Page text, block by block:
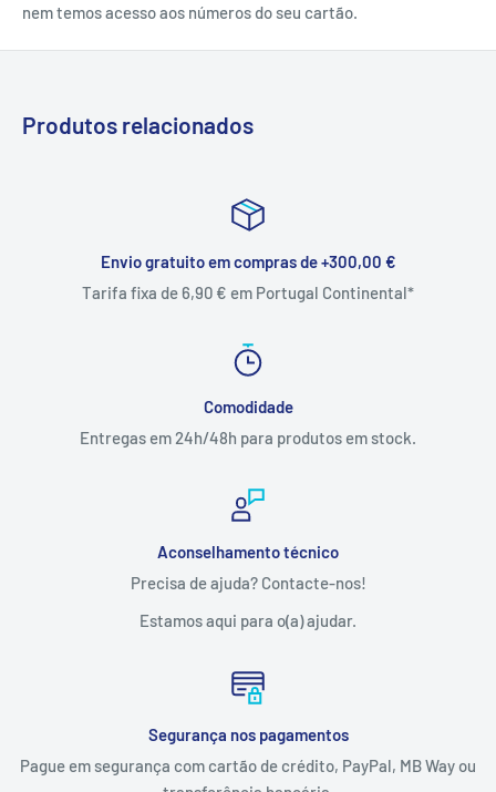
nem temos acesso aos números do seu cartão.
Produtos relacionados
Envio gratuito em compras de +300,00 €
Tarifa fixa de 6,90 € em Portugal Continental*
Comodidade
Entregas em 24h/48h para produtos em stock.
Aconselhamento técnico
Precisa de ajuda? Contacte-nos!
Estamos aqui para o(a) ajudar.
Segurança nos pagamentos
Pague em segurança com cartão de crédito, PayPal, MB Way ou